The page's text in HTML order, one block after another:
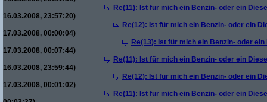
Re(11): Ist für mich ein Benzin- oder ein
16.03.2008, 23:57:20)
Re(12): Ist für mich ein Benzin- oder ein
17.03.2008, 00:00:04)
Re(13): Ist für mich ein Benzin- oder
17.03.2008, 00:07:44)
Re(11): Ist für mich ein Benzin- oder ein
16.03.2008, 23:59:44)
Re(12): Ist für mich ein Benzin- oder ein
17.03.2008, 00:01:02)
Re(11): Ist für mich ein Benzin- oder ein